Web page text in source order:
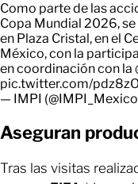
Como parte de las
Copa Mundial 2026,
en Plaza Cristal, en el
México, con la
en coordinación con la
pic.twitter.com/
— IMPI
Aseguran
Tras las visitas